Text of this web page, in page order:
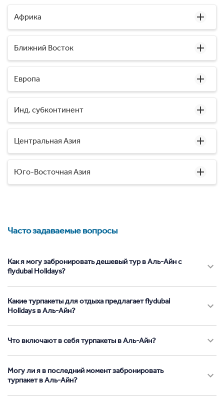
Африка
Ближний Восток
Европа
Инд. субконтинент
Центральная Азия
Юго-Восточная Азия
Часто задаваемые вопросы
Как я могу забронировать дешевый тур в Аль-Айн с
flydubai Holidays?
Какие турпакеты для отдыха предлагает flydubai
Holidays в Аль-Айн?
Что включают в себя турпакеты в Аль-Айн?
Могу ли я в последний момент забронировать
турпакет в Аль-Айн?